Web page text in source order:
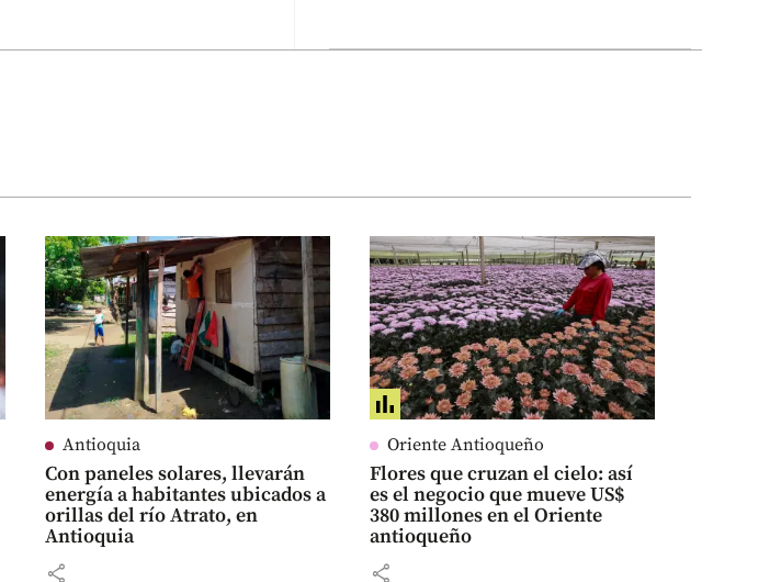
Antioquia
Con paneles solares, llevarán
energía a habitantes ubicados a
orillas del río Atrato, en
Antioquia
share
Oriente Antioqueño
Flores que cruzan el cielo: así
es el negocio que mueve US$
380 millones en el Oriente
antioqueño
share